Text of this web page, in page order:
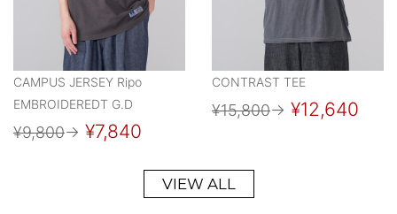
CAMPUS JERSEY Ripo
EMBROIDEREDT G.D
¥9,800→ ¥7,840
CONTRAST TEE
¥15,800→ ¥12,640
VIEW ALL